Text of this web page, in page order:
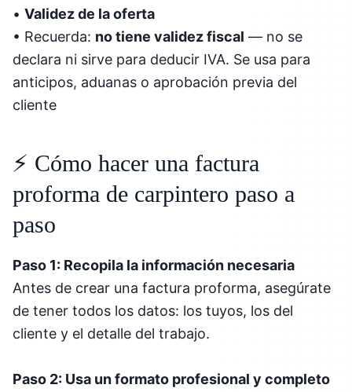
• Validez de la oferta
• Recuerda: no tiene validez fiscal — no se
declara ni sirve para deducir IVA. Se usa para
anticipos, aduanas o aprobación previa del
cliente
⚡ Cómo hacer una factura
proforma de carpintero paso a
paso
Paso 1: Recopila la información necesaria
Antes de crear una factura proforma, asegúrate
de tener todos los datos: los tuyos, los del
cliente y el detalle del trabajo.
Paso 2: Usa un formato profesional y completo